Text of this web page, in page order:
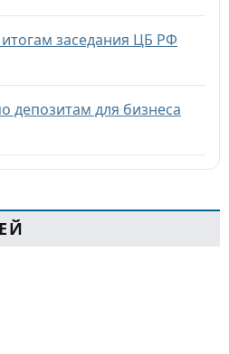
заседания ЦБ РФ
депозитам для бизнеса